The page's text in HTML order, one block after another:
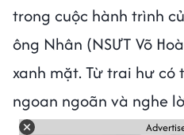
trong cuộc hành trình
ông Nhân (NSƯT Võ
xanh mặt. Từ trai hư có
ngoan ngoãn và nghe